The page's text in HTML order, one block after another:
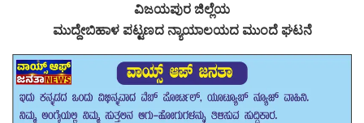
ವಿಜಯಪುರ ಜಿಲ್ಲೆಯ
ಮುದ್ದೇಬಿಹಾಳ ಪಟ್ಟಣದ ನ್ಯಾಯಾಲಯದ ಮುಂದೆ ಘಟನೆ